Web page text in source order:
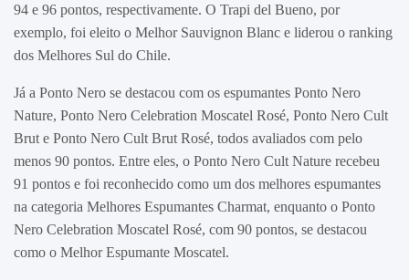
94 e 96 pontos, respectivamente. O Trapi del Bueno, por
exemplo, foi eleito o Melhor Sauvignon Blanc e liderou o ranking
dos Melhores Sul do Chile.
Já a Ponto Nero se destacou com os espumantes Ponto Nero
Nature, Ponto Nero Celebration Moscatel Rosé, Ponto Nero Cult
Brut e Ponto Nero Cult Brut Rosé, todos avaliados com pelo
menos 90 pontos. Entre eles, o Ponto Nero Cult Nature recebeu
91 pontos e foi reconhecido como um dos melhores espumantes
na categoria Melhores Espumantes Charmat, enquanto o Ponto
Nero Celebration Moscatel Rosé, com 90 pontos, se destacou
como o Melhor Espumante Moscatel.